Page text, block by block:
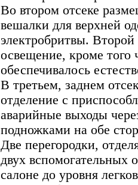
Во втором отсеке
вешалки для верхней
электробритвы. Второй
освещение, кроме того
обеспечивалось
В третьем, заднем
отделение с
аварийные выходы
подножками на обе
Две перегородки,
двух вспомогательных
салоне до уровня